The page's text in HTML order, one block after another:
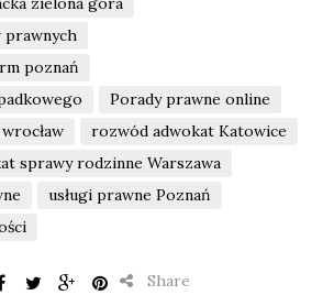
prawnych
poznań
Porady prawne online
rozwód adwokat Katowice
sprawy rodzinne Warszawa
usługi prawne Poznań
Share